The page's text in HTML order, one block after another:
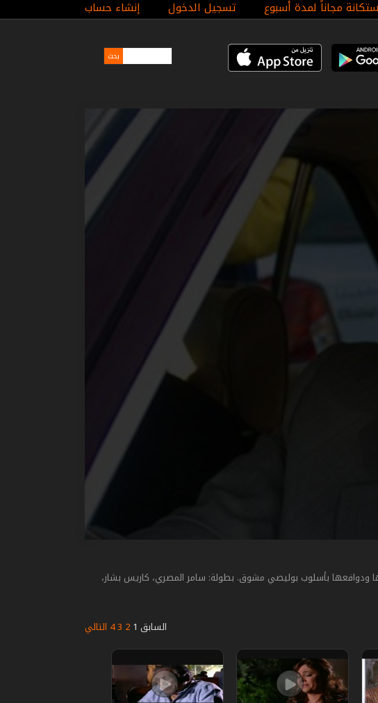
مجاناً لمدة أسبوع تسجيل الدخول إنشاء حساب
بأسلوب بوليصي مشوق. بطولة: سامر المصري، كاريس بشار،
السابق 1
2
3
4 التالي